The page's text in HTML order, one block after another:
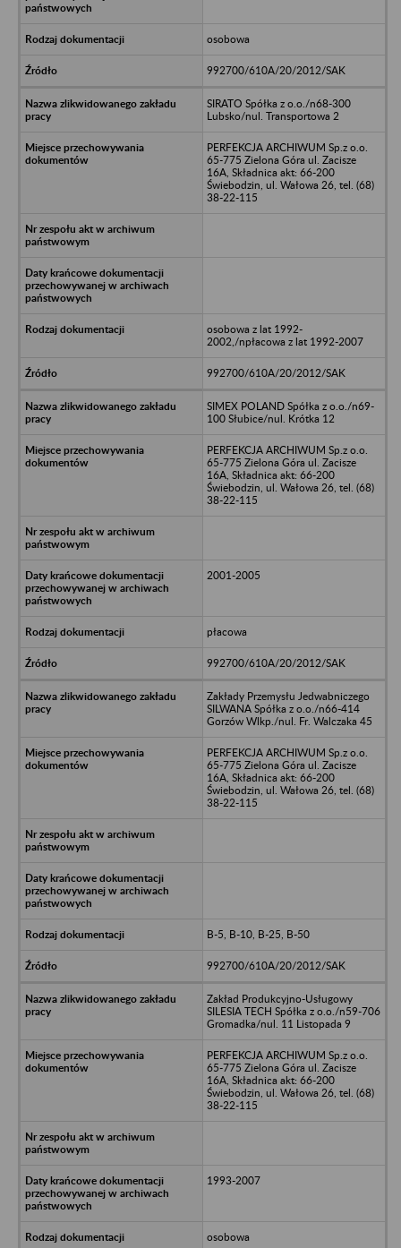
osobowa
992700/610A/20/2012/SAK
SIRATO Spółka z o.o./n68-300
Lubsko/nul. Transportowa 2
PERFEKCJA ARCHIWUM Sp.z o.o.
65-775 Zielona Góra ul. Zacisze
16A, Składnica akt: 66-200
Świebodzin, ul. Wałowa 26, tel. (68)
38-22-115
osobowa z lat 1992-
2002,/npłacowa z lat 1992-2007
992700/610A/20/2012/SAK
SIMEX POLAND Spółka z o.o./n69-
100 Słubice/nul. Krótka 12
PERFEKCJA ARCHIWUM Sp.z o.o.
65-775 Zielona Góra ul. Zacisze
16A, Składnica akt: 66-200
Świebodzin, ul. Wałowa 26, tel. (68)
38-22-115
2001-2005
płacowa
992700/610A/20/2012/SAK
Zakłady Przemysłu Jedwabniczego
SILWANA Spółka z o.o./n66-414
Gorzów Wlkp./nul. Fr. Walczaka 45
PERFEKCJA ARCHIWUM Sp.z o.o.
65-775 Zielona Góra ul. Zacisze
16A, Składnica akt: 66-200
Świebodzin, ul. Wałowa 26, tel. (68)
38-22-115
B-5, B-10, B-25, B-50
992700/610A/20/2012/SAK
Zakład Produkcyjno-Usługowy
SILESIA TECH Spółka z o.o./n59-706
Gromadka/nul. 11 Listopada 9
PERFEKCJA ARCHIWUM Sp.z o.o.
65-775 Zielona Góra ul. Zacisze
16A, Składnica akt: 66-200
Świebodzin, ul. Wałowa 26, tel. (68)
38-22-115
1993-2007
osobowa